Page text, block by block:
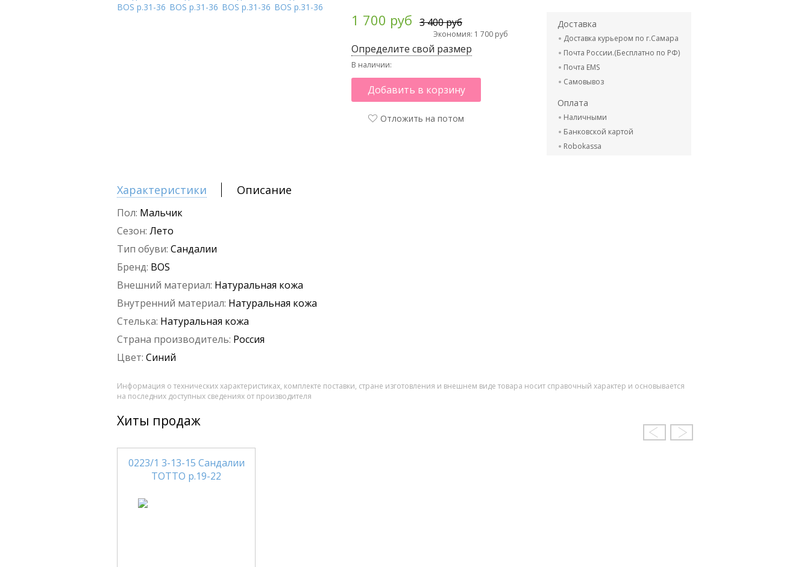
1 700 руб 3 400 руб
Экономия: 1 700 руб
Определите свой размер
В наличии:
Добавить в корзину
Отложить на потом
Доставка
Доставка курьером по г.Самара
Почта России.(Бесплатно по РФ)
Почта EMS
Самовывоз
Оплата
Наличными
Банковской картой
Robokassa
Характеристики Описание
Пол: Мальчик
Сезон: Лето
Тип обуви: Сандалии
Бренд: BOS
Внешний материал: Натуральная кожа
Внутренний материал: Натуральная кожа
Стелька: Натуральная кожа
Страна производитель: Россия
Цвет: Синий
Информация о технических характеристиках, комплекте поставки, стране изготовления и внешнем виде товара носит справочный характер и основывается
на последних доступных сведениях от производителя
Хиты продаж
0223/1 3-13-15 Сандалии
ТОТТО р.19-22